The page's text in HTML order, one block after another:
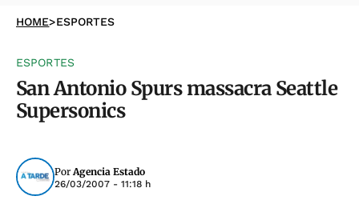
HOME>ESPORTES
ESPORTES
San Antonio Spurs massacra Seattle
Supersonics
PorAgencia Estado
26/03/2007 - 11:18 h